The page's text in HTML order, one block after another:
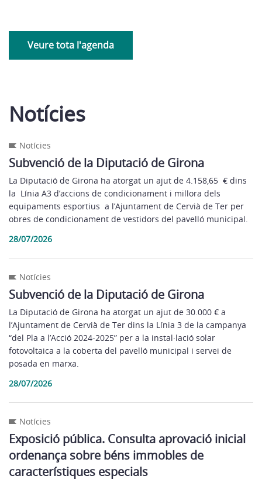
Veure tota l'agenda
Notícies
Notícies
Subvenció de la Diputació de Girona
La Diputació de Girona ha atorgat un ajut de 4.158,65 € dins
la Línia A3 d’accions de condicionament i millora dels
equipaments esportius a l’Ajuntament de Cervià de Ter per
obres de condicionament de vestidors del pavelló municipal.
28/07/2026
Notícies
Subvenció de la Diputació de Girona
La Diputació de Girona ha atorgat un ajut de 30.000 € a
l’Ajuntament de Cervià de Ter dins la Línia 3 de la campanya
“del Pla a l’Acció 2024-2025” per a la instal·lació solar
fotovoltaica a la coberta del pavelló municipal i servei de
posada en marxa.
28/07/2026
Notícies
Exposició pública. Consulta aprovació inicial
ordenança sobre béns immobles de
característiques especials